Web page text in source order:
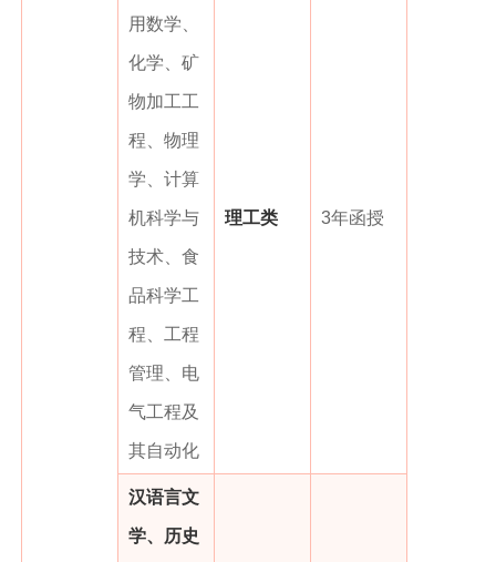
用数学、
化学、矿
物加工工
程、物理
学、计算
机科学与
技术、食
品科学工
程、工程
管理、电
气工程及
其自动化
理工类 3年函授
汉语言文
学、历史